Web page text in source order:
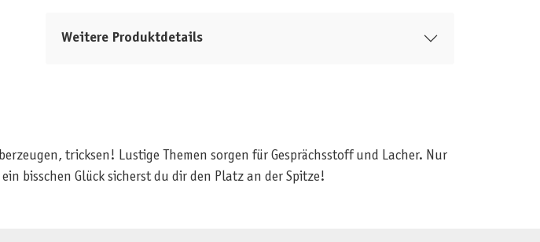
Weitere Produktdetails
tricksen! Lustige Themen sorgen für Gesprächsstoff und Lacher. Nur
bisschen Glück sicherst du dir den Platz an der Spitze!